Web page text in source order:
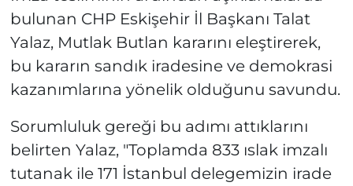
bulunan CHP Eskişehir İl Başkanı Talat
Yalaz, Mutlak Butlan kararını eleştirerek,
bu kararın sandık iradesine ve demokrasi
kazanımlarına yönelik olduğunu savundu.
Sorumluluk gereği bu adımı attıklarını
belirten Yalaz, "Toplamda 833 ıslak imzalı
tutanak ile 171 İstanbul delegemizin irade